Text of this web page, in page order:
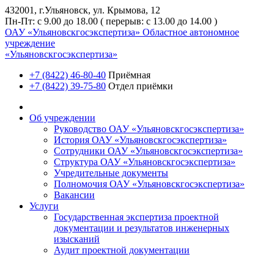
432001, г.Ульяновск, ул. Крымова, 12
Пн-Пт: с 9.00 до 18.00 ( перерыв: с 13.00 до 14.00 )
ОАУ «Ульяновскгосэкспертиза» Областное автономное
учреждение
«Ульяновскгосэкспертиза»
+7 (8422) 46-80-40 Приёмная
+7 (8422) 39-75-80 Отдел приёмки
Об учреждении
Руководство ОАУ «Ульяновскгосэкспертиза»
История ОАУ «Ульяновскгосэкспертиза»
Сотрудники ОАУ «Ульяновскгосэкспертиза»
Структура ОАУ «Ульяновскгосэкспертиза»
Учредительные документы
Полномочия ОАУ «Ульяновскгосэкспертиза»
Вакансии
Услуги
Государственная экспертиза проектной
документации и результатов инженерных
изысканий
Аудит проектной документации